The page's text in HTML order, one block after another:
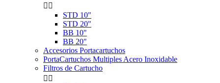
 
STD 10"
STD 20"
BB 10"
BB 20"
Accesorios Portacartuchos
PortaCartuchos Multiples Acero Inoxidable
Filtros de Cartucho
 